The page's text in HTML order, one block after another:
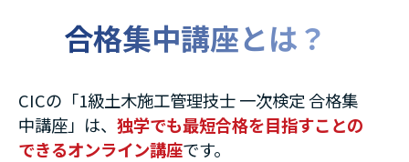
合格集中講座とは？
CICの「1級土木施工管理技士 一次検定 合格集
中講座」は、 独学でも最短合格を目指すことの
できるオンライン講座です。